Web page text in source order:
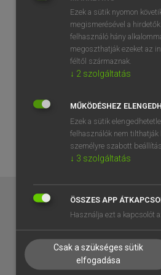
BELÉPÉS
EGYÉNI FELHASZNÁLÓKNAK
TANULÓKNAK
VÁLLALATI MEGOLDÁSOK
Ezek a sütik nyomon
megismerésével a
felhasználó hány
megoszthatják ezeket az
féltől származnak.
↓ 2 szolgáltatás
MŰKÖDÉSHEZ
Ezek a sütik
felhasználók nem
személyre szabott
↓ 3 szolgáltatás
ÖSSZES APP
Használja ezt a kapcsolót
Csak a szükséges sütik
elfogadása